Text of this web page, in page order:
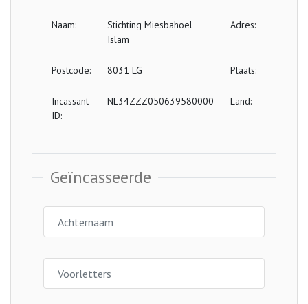
Naam:
Stichting Miesbahoel
Islam
Adres:
Postcode: 8031 LG Plaats:
Incassant
ID:
NL34ZZZ050639580000 Land:
Geïncasseerde